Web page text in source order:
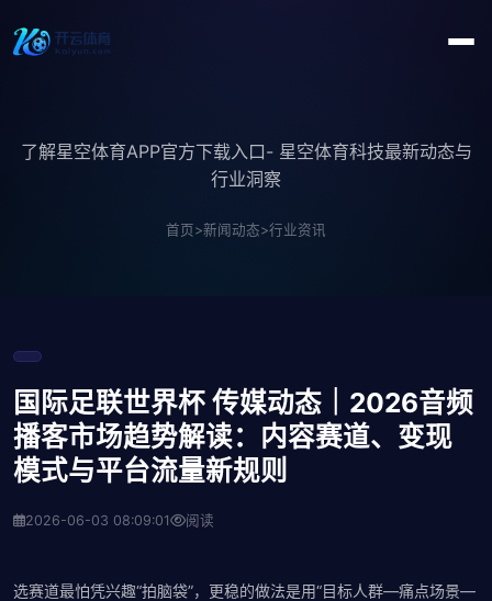
了解星空体育APP官方下载入口- 星空体育科技最新动态与
行业洞察
首页>新闻动态>行业资讯
国际足联世界杯 传媒动态｜2026音频
播客市场趋势解读：内容赛道、变现
模式与平台流量新规则
2026-06-03 08:09:01 阅读
选赛道最怕凭兴趣“拍脑袋”，更稳的做法是用“目标人群—痛点场景—